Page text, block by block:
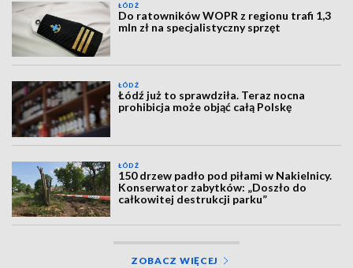
ŁÓDŹ
Do ratowników WOPR z regionu trafi 1,3
mln zł na specjalistyczny sprzęt
ŁÓDŹ
Łódź już to sprawdziła. Teraz nocna
prohibicja może objąć całą Polskę
ŁÓDŹ
150 drzew padło pod piłami w Nakielnicy.
Konserwator zabytków: „Doszło do
całkowitej destrukcji parku”
ZOBACZ WIĘCEJ